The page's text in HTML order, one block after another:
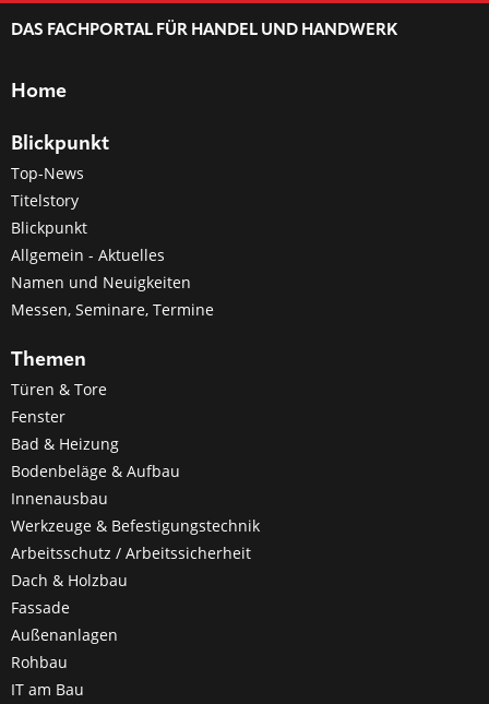
DAS FACHPORTAL FÜR HANDEL UND HANDWERK
Home
Blickpunkt
Top-News
Titelstory
Blickpunkt
Allgemein - Aktuelles
Namen und Neuigkeiten
Messen, Seminare, Termine
Themen
Türen & Tore
Fenster
Bad & Heizung
Bodenbeläge & Aufbau
Innenausbau
Werkzeuge & Befestigungstechnik
Arbeitsschutz / Arbeitssicherheit
Dach & Holzbau
Fassade
Außenanlagen
Rohbau
IT am Bau